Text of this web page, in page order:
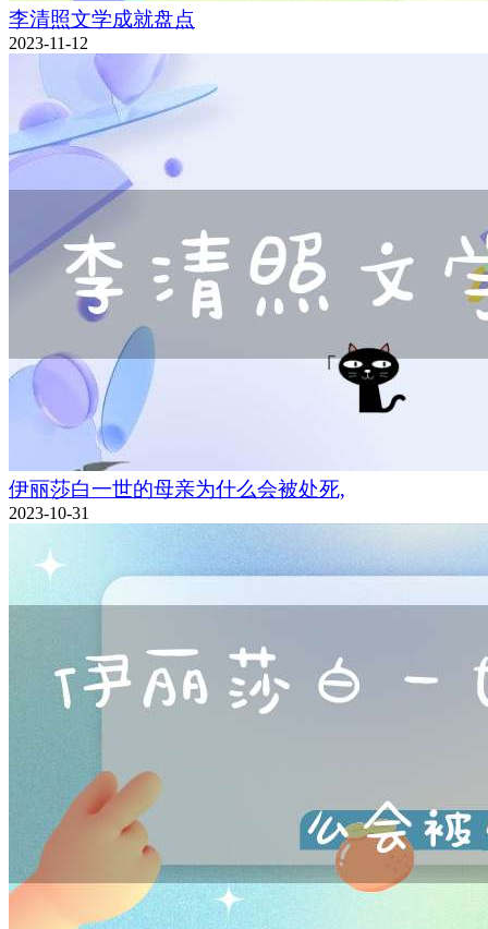
李清照文学成就盘点
2023-11-12
伊丽莎白一世的母亲为什么会被处死,
2023-10-31